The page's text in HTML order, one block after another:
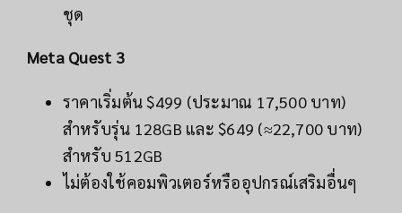
ชุด
Meta Quest 3
ราคาเริ่มต้น $499 (ประมาณ 17,500 บาท)
สำหรับรุ่น 128GB และ $649 (≈22,700 บาท)
สำหรับ 512GB
ไม่ต้องใช้คอมพิวเตอร์หรืออุปกรณ์เสริมอื่นๆ